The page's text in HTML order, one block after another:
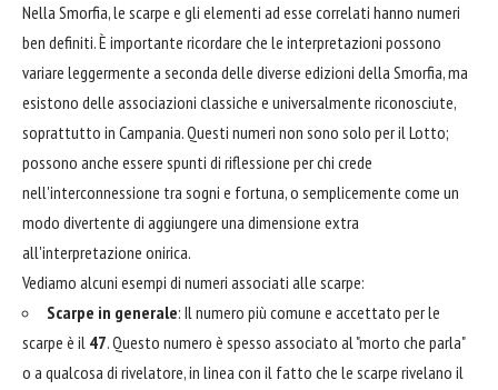
Nella Smorfia, le scarpe e gli elementi ad esse correlati hanno numeri
ben definiti. È importante ricordare che le interpretazioni possono
variare leggermente a seconda delle diverse edizioni della Smorfia, ma
esistono delle associazioni classiche e universalmente riconosciute,
soprattutto in Campania. Questi numeri non sono solo per il Lotto;
possono anche essere spunti di riflessione per chi crede
nell'interconnessione tra sogni e fortuna, o semplicemente come un
modo divertente di aggiungere una dimensione extra
all'interpretazione onirica.
Vediamo alcuni esempi di numeri associati alle scarpe:
Scarpe in generale: Il numero più comune e accettato per le
scarpe è il 47. Questo numero è spesso associato al "morto che parla"
o a qualcosa di rivelatore, in linea con il fatto che le scarpe rivelano il